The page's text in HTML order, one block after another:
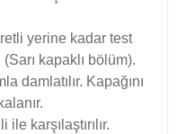
yerine kadar test
kapaklı bölüm).
damlatılır. Kapağını
karşılaştırılır.